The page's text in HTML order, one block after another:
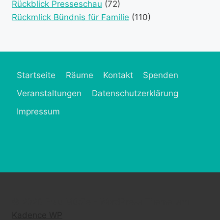
Rückblick Presseschau (72)
Rückmlick Bündnis für Familie (110)
Startseite Räume Kontakt
Spenden
Veranstaltungen
Datenschutzerklärung
Impressum